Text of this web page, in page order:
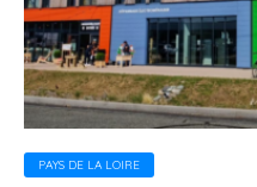
PAYS DE LA LOIRE